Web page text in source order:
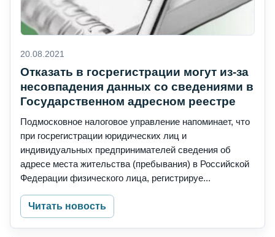
20.08.2021
Отказать в госрегистрации могут из-за
несовпадения данных со сведениями в
Государственном адресном реестре
Подмосковное налоговое управление напоминает, что
при госрегистрации юридических лиц и
индивидуальных предпринимателей сведения об
адресе места жительства (пребывания) в Российской
Федерации физического лица, регистрируе...
Читать новость